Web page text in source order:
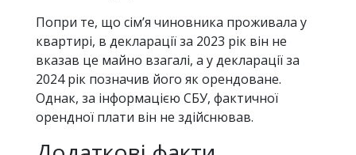
Попри те, що сім’я чиновника проживала у
квартирі, в декларації за 2023 рік він не
вказав це майно взагалі, а у декларації за
2024 рік позначив його як орендоване.
Однак, за інформацією СБУ, фактичної
орендної плати він не здійснював.